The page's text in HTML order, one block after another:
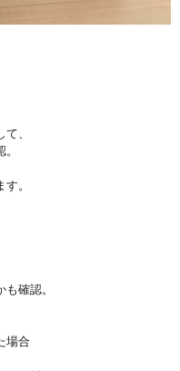
、
。
確認。
場合